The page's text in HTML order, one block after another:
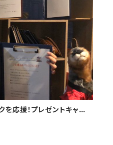
を応援！プレゼントキャン